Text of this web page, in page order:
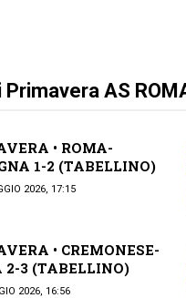
AS
• ROMA-
1-2 (TABELLINO)
2026, 17:15
• CREMONESE-
2-3 (TABELLINO)
2026, 16:56